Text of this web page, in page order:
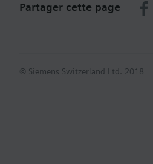
Partager cette page
© Siemens Switzerland Ltd. 2018